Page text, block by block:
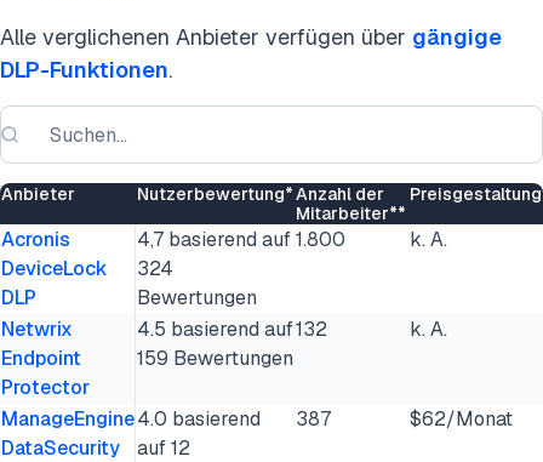
Alle verglichenen Anbieter verfügen über gängige
DLP-Funktionen.
Anbieter Nutzerbewertung*Anzahl der
Mitarbeiter**
Preisgestaltung
Acronis
DeviceLock
DLP
4,7 basierend auf
324
Bewertungen
1.800 k. A.
Netwrix
Endpoint
Protector
4.5 basierend auf
159 Bewertungen
132 k. A.
ManageEngine
DataSecurity
4.0 basierend
auf 12
387 $62/Monat